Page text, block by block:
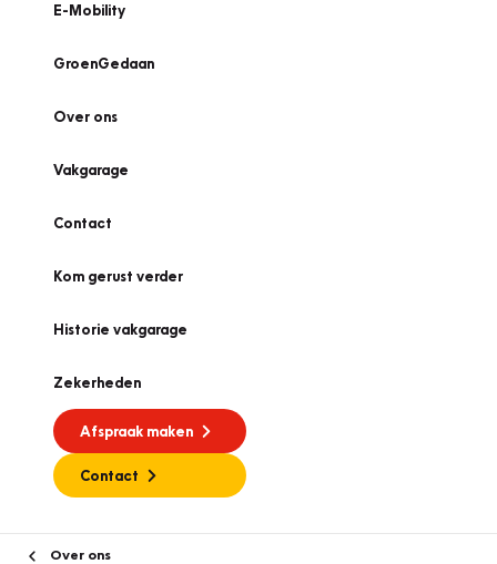
E-Mobility
GroenGedaan
Over ons
Vakgarage
Contact
Kom gerust verder
Historie vakgarage
Zekerheden
Afspraak maken
Contact
Over ons